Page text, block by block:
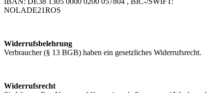
NOLADE21ROS
Widerrufsbelehrung
Verbraucher (§ 13 BGB) haben ein gesetzliches Widerrufsrecht.
Widerrufsrecht